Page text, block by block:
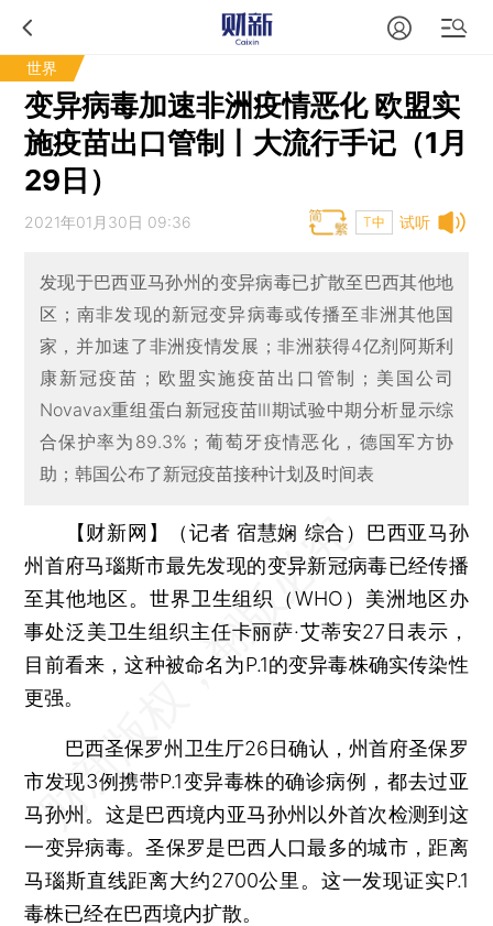
世界
变异病毒加速非洲疫情恶化 欧盟实
施疫苗出口管制丨大流行手记（1月
29日）
试听
2021年01月30日 09:36 T中
发现于巴西亚马孙州的变异病毒已扩散至巴西其他地
区；南非发现的新冠变异病毒或传播至非洲其他国
家，并加速了非洲疫情发展；非洲获得4亿剂阿斯利
康新冠疫苗；欧盟实施疫苗出口管制；美国公司
Novavax重组蛋白新冠疫苗III期试验中期分析显示综
合保护率为89.3%；葡萄牙疫情恶化，德国军方协
助；韩国公布了新冠疫苗接种计划及时间表
【财新网】（记者 宿慧娴 综合） 巴西亚马孙
州首府马瑙斯市最先发现的变异新冠病毒已经传播
至其他地区。世界卫生组织（WHO）美洲地区办
事处泛美卫生组织主任卡丽萨·艾蒂安27日表示，
目前看来，这种被命名为P.1的变异毒株确实传染性
更强。
巴西圣保罗州卫生厅26日确认，州首府圣保罗
市发现3例携带P.1变异毒株的确诊病例，都去过亚
马孙州。这是巴西境内亚马孙州以外首次检测到这
一变异病毒。圣保罗是巴西人口最多的城市，距离
马瑙斯直线距离大约2700公里。这一发现证实P.1
毒株已经在巴西境内扩散。